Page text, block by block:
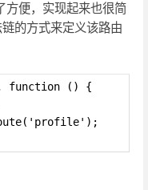
方便，实现起来也很简
链的方式来定义该路由
function () {